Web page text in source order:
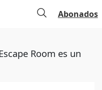
Abonados
Room es un